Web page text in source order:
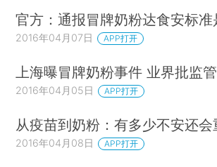
官方：通报冒牌奶粉达食安标
2016年04月07日 APP打开
上海曝冒牌奶粉事件 业界批监
2016年04月05日 APP打开
从疫苗到奶粉：有多少不安还会
2016年04月08日 APP打开